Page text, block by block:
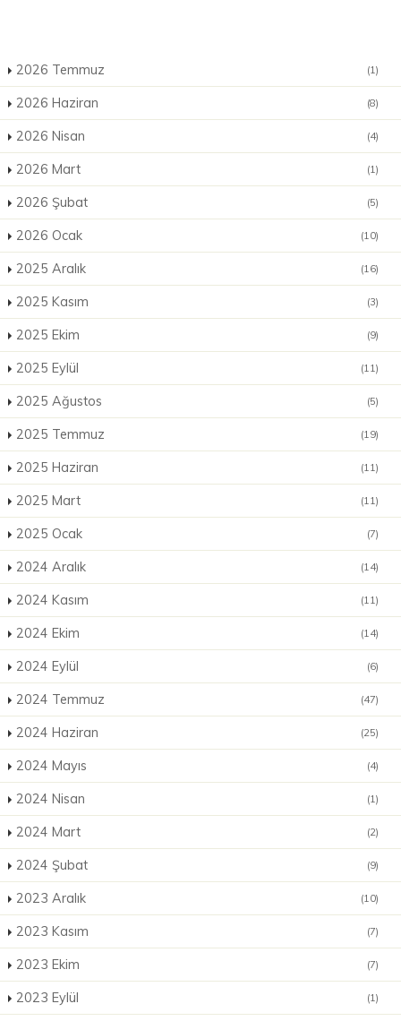
2026 Temmuz (1)
2026 Haziran (8)
2026 Nisan (4)
2026 Mart (1)
2026 Şubat (5)
2026 Ocak (10)
2025 Aralık (16)
2025 Kasım (3)
2025 Ekim (9)
2025 Eylül (11)
2025 Ağustos (5)
2025 Temmuz (19)
2025 Haziran (11)
2025 Mart (11)
2025 Ocak (7)
2024 Aralık (14)
2024 Kasım (11)
2024 Ekim (14)
2024 Eylül (6)
2024 Temmuz (47)
2024 Haziran (25)
2024 Mayıs (4)
2024 Nisan (1)
2024 Mart (2)
2024 Şubat (9)
2023 Aralık (10)
2023 Kasım (7)
2023 Ekim (7)
2023 Eylül (1)